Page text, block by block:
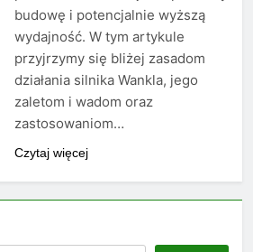
budowę i potencjalnie wyższą
wydajność. W tym artykule
przyjrzymy się bliżej zasadom
działania silnika Wankla, jego
zaletom i wadom oraz
zastosowaniom…
Czytaj więcej